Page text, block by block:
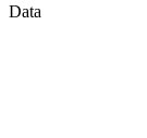
Data